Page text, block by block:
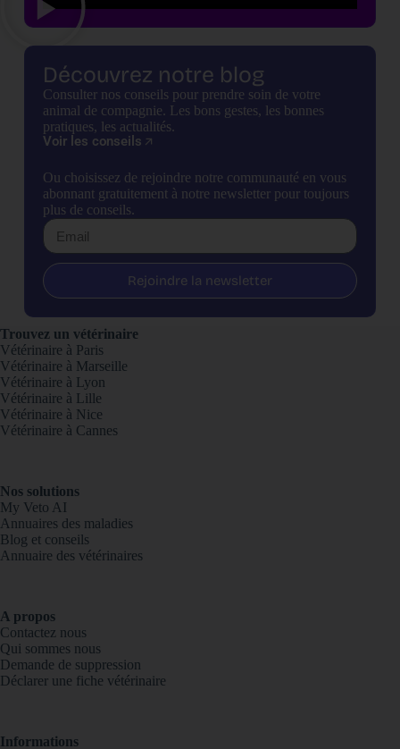
Découvrez notre blog
Consulter nos conseils pour prendre soin de votre
animal de compagnie. Les bons gestes, les bonnes
pratiques, les actualités.
Voir les conseils
Ou choisissez de rejoindre notre communauté en vous
abonnant gratuitement à notre newsletter pour toujours
plus de conseils.
Rejoindre la newsletter
Trouvez un vétérinaire
Vétérinaire à Paris
Vétérinaire à Marseille
Vétérinaire à Lyon
Vétérinaire à Lille
Vétérinaire à Nice
Vétérinaire à Cannes
Nos solutions
My Veto AI
Annuaires des maladies
Blog et conseils
Annuaire des vétérinaires
A propos
Contactez nous
Qui sommes nous
Demande de suppression
Déclarer une fiche vétérinaire
Informations